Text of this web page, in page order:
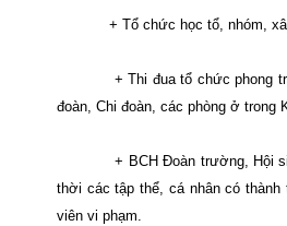
+ Tổ chức học tổ, nhóm,
+ Thi đua tổ chức phong
đoàn, Chi đoàn, các phòng ở trong
+ BCH Đoàn trường, Hội
thời các tập thể, cá nhân có
viên vi phạm.